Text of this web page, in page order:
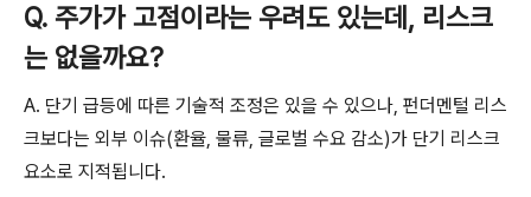
Q. 주가가 고점이라는 우려도 있는데, 리스크
는 없을까요?
A. 단기 급등에 따른 기술적 조정은 있을 수 있으나, 펀더멘털 리스
크보다는 외부 이슈(환율, 물류, 글로벌 수요 감소)가 단기 리스크
요소로 지적됩니다.